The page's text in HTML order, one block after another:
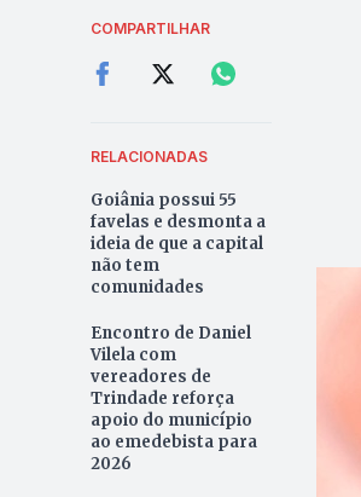
COMPARTILHAR
RELACIONADAS
Goiânia possui 55
favelas e desmonta a
ideia de que a capital
não tem
comunidades
Encontro de Daniel
Vilela com
vereadores de
Trindade reforça
apoio do município
ao emedebista para
2026